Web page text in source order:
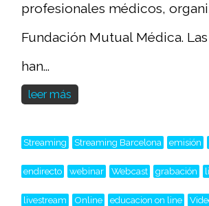
profesionales médicos,
Fundación Mutual Médica.
han...
leer más
Streaming Streaming Barcelona emisión
endirecto webinar Webcast grabación
livestream Online educacion on line